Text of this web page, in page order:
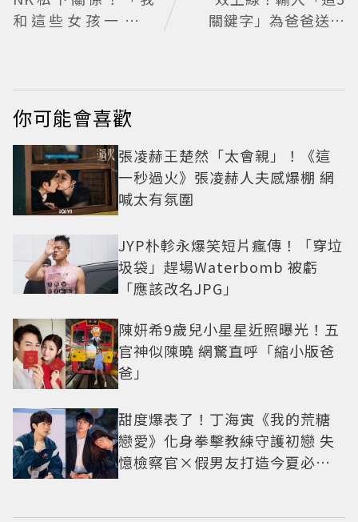
和這些女孩一起長
關鍵字」為爸爸送上
你可能會喜歡
張凌赫王楚然「太會親」！《這
一秒過火》張凌赫人夫感爆棚 網
喊太有氛圍
JYP朴軫永爆笑短片瘋傳！「穿垃
圾袋」趕場Waterbomb 被虧
「應該改名JPG」
陳妍希9歲兒小星星近照曝光！五
官神似陳曉 網驚直呼「縮小版爸
爸」
甜度爆表了！丁海寅《我的荒糖
戀愛》化身拳擊教練守護初戀 失
憶檢察官×假男友打造今夏必看